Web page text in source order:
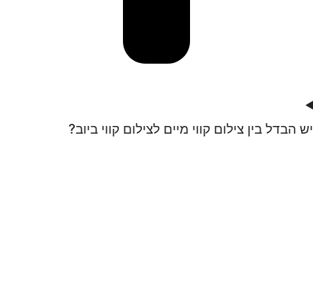
יש הבדל בין צילום קווי מיים לצילום קווי ביוב?